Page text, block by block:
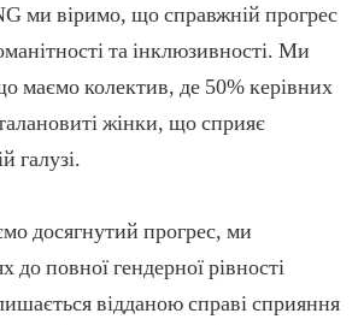
ми віримо, що справжній прогрес
та інклюзивності. Ми
маємо колектив, де 50% керівних
жінки, що сприяє
галузі.
досягнутий прогрес, ми
повної гендерної рівності
відданою справі сприяння